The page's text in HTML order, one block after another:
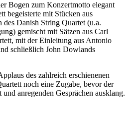
Bogen zum Konzertmotto elegant
begeisterte mit Stücken aus
des Danish String Quartet (u.a.
gemischt mit Sätzen aus Carl
mit der Einleitung aus Antonio
schließlich John Dowlands
des zahlreich erschienenen
noch eine Zugabe, bevor der
anregenden Gesprächen ausklang.